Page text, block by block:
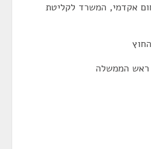
אקדמי, המשרד לקליטת
ראש הממשלה